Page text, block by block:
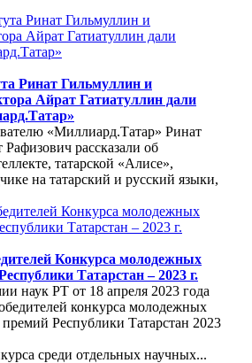
Ринат Гильмуллин и
Айрат Гатиатуллин дали
«Миллиард.Татар» Ринат
рассказали об
татарской «Алисе»,
на татарский и русский языки,
Конкурса молодежных
Татарстан – 2023 г.
наук РТ от 18 апреля 2023 года
конкурса молодежных
Республики Татарстан 2023
среди отдельных научных...